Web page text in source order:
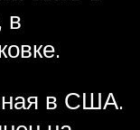
в
в США.